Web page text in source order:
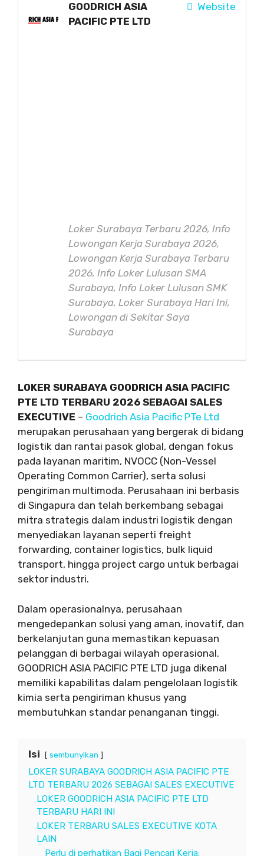
Website
GOODRICH ASIA
PACIFIC PTE LTD
Loker Surabaya Terbaru 2026, Info
Lowongan Kerja Surabaya 2026,
Lowongan Kerja Surabaya Terbaru
2026, Info Loker Lulusan SMA
Surabaya, Info Loker Lulusan SMK
Surabaya, Loker Surabaya Hari Ini,
Lowongan di Sekitar Saya
Surabaya
LOKER SURABAYA GOODRICH ASIA PACIFIC
PTE LTD TERBARU 2026 SEBAGAI SALES
EXECUTIVE – Goodrich Asia Pacific PTe Ltd
merupakan perusahaan yang bergerak di bidang
logistik dan rantai pasok global, dengan fokus
pada layanan maritim, NVOCC (Non-Vessel
Operating Common Carrier), serta solusi
pengiriman multimoda. Perusahaan ini berbasis
di Singapura dan telah berkembang sebagai
mitra strategis dalam industri logistik dengan
menyediakan layanan seperti freight
forwarding, container logistics, bulk liquid
transport, hingga project cargo untuk berbagai
sektor industri.
Dalam operasionalnya, perusahaan
mengedepankan solusi yang aman, inovatif, dan
berkelanjutan guna memastikan kepuasan
pelanggan di berbagai wilayah operasional.
GOODRICH ASIA PACIFIC PTE LTD juga dikenal
memiliki kapabilitas dalam pengelolaan logistik
kimia serta pengiriman khusus yang
membutuhkan standar penanganan tinggi.
Isi sembunyikan
LOKER SURABAYA GOODRICH ASIA PACIFIC PTE
LTD TERBARU 2026 SEBAGAI SALES EXECUTIVE
LOKER GOODRICH ASIA PACIFIC PTE LTD
TERBARU HARI INI
LOKER TERBARU SALES EXECUTIVE KOTA
LAIN
Perlu di perhatikan Bagi Pencari Kerja: